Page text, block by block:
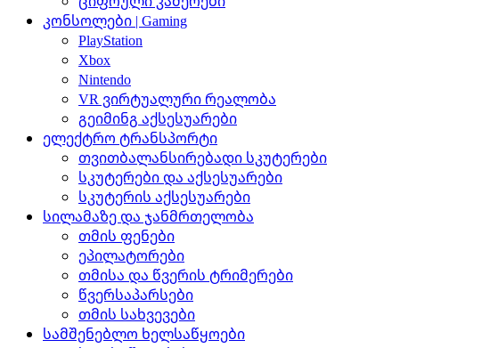
კონსოლები | Gaming
PlayStation
Xbox
Nintendo
VR ვირტუალური რეალობა
გეიმინგ აქსესუარები
ელექტრო ტრანსპორტი
თვითბალანსირებადი სკუტერები
სკუტერები და აქსესუარები
სკუტერის აქსესუარები
სილამაზე და ჯანმრთელობა
თმის ფენები
ეპილატორები
თმისა და წვერის ტრიმერები
წვერსაპარსები
თმის სახვევები
სამშენებლო ხელსაწყოები